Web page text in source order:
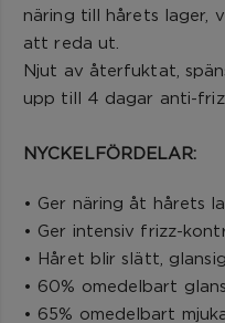
näring till hårets lager,
att reda ut.
Njut av återfuktat,
upp till 4 dagar anti-
NYCKELFÖRDELAR:
• Ger näring åt hårets
• Ger intensiv frizz-
• Håret blir slätt,
• 60% omedelbart
• 65% omedelbart